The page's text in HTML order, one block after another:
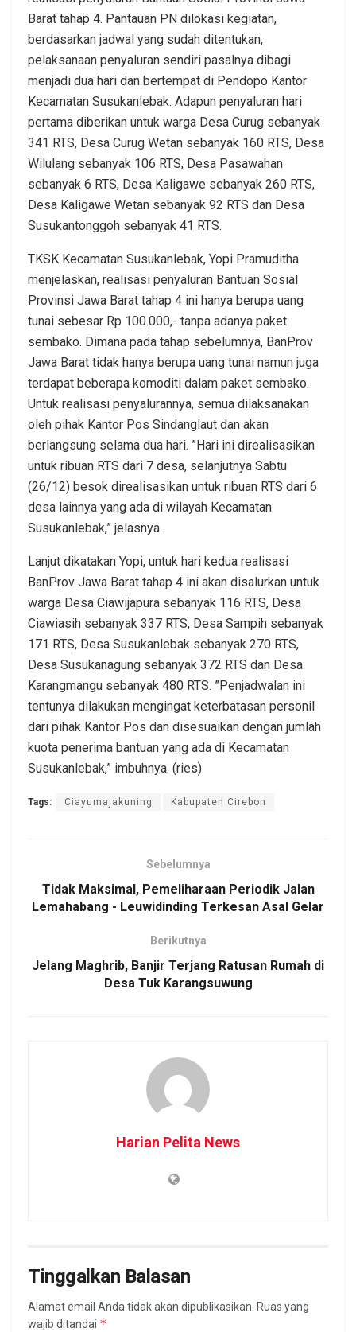
Barat tahap 4. Pantauan PN dilokasi kegiatan,
berdasarkan jadwal yang sudah ditentukan,
pelaksanaan penyaluran sendiri pasalnya dibagi
menjadi dua hari dan bertempat di Pendopo Kantor
Kecamatan Susukanlebak. Adapun penyaluran hari
pertama diberikan untuk warga Desa Curug sebanyak
341 RTS, Desa Curug Wetan sebanyak 160 RTS, Desa
Wilulang sebanyak 106 RTS, Desa Pasawahan
sebanyak 6 RTS, Desa Kaligawe sebanyak 260 RTS,
Desa Kaligawe Wetan sebanyak 92 RTS dan Desa
Susukantonggoh sebanyak 41 RTS.
TKSK Kecamatan Susukanlebak, Yopi Pramuditha
menjelaskan, realisasi penyaluran Bantuan Sosial
Provinsi Jawa Barat tahap 4 ini hanya berupa uang
tunai sebesar Rp 100.000,- tanpa adanya paket
sembako. Dimana pada tahap sebelumnya, BanProv
Jawa Barat tidak hanya berupa uang tunai namun juga
terdapat beberapa komoditi dalam paket sembako.
Untuk realisasi penyalurannya, semua dilaksanakan
oleh pihak Kantor Pos Sindanglaut dan akan
berlangsung selama dua hari. ”Hari ini direalisasikan
untuk ribuan RTS dari 7 desa, selanjutnya Sabtu
(26/12) besok direalisasikan untuk ribuan RTS dari 6
desa lainnya yang ada di wilayah Kecamatan
Susukanlebak,” jelasnya.
Lanjut dikatakan Yopi, untuk hari kedua realisasi
BanProv Jawa Barat tahap 4 ini akan disalurkan untuk
warga Desa Ciawijapura sebanyak 116 RTS, Desa
Ciawiasih sebanyak 337 RTS, Desa Sampih sebanyak
171 RTS, Desa Susukanlebak sebanyak 270 RTS,
Desa Susukanagung sebanyak 372 RTS dan Desa
Karangmangu sebanyak 480 RTS. ”Penjadwalan ini
tentunya dilakukan mengingat keterbatasan personil
dari pihak Kantor Pos dan disesuaikan dengan jumlah
kuota penerima bantuan yang ada di Kecamatan
Susukanlebak,” imbuhnya. (ries)
Tags: Ciayumajakuning Kabupaten Cirebon
Sebelumnya
Tidak Maksimal, Pemeliharaan Periodik Jalan
Lemahabang - Leuwidinding Terkesan Asal Gelar
Berikutnya
Jelang Maghrib, Banjir Terjang Ratusan Rumah di
Desa Tuk Karangsuwung
Harian Pelita News
Tinggalkan Balasan
Alamat email Anda tidak akan dipublikasikan. Ruas yang
wajib ditandai *